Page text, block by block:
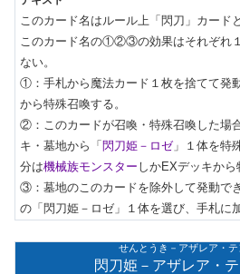
このカード名はルール上「閃刀」カード
このカード名の①②③の効果はそれぞれ
ない。
①：手札から魔法カード１枚を捨てて発
から特殊召喚する。
②：このカードが召喚・特殊召喚した場
キ・墓地から「 閃刀姫－ロゼ」１体を特
分は機械族モンスター しかEXデッキから
③：墓地のこのカードを除外して発動で
の「閃刀姫－ロゼ」１体を選び、手札に
せんとうき－アザレア・テ
閃刀姫－アザレア・